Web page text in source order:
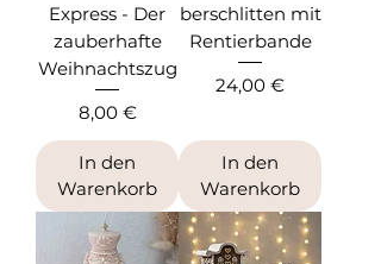
Express - Der
zauberhafte
Weihnachtszug
Preis
8,00 €
In den
Warenkorb
berschlitten mit
Rentierbande
Preis
24,00 €
In den
Warenkorb